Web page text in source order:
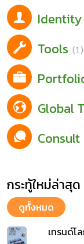
Identity
Tools (1)
Global
Consult
กระทู้ใหม่ล่าสุด
ดูทั้งหมด
เทรนด์โ